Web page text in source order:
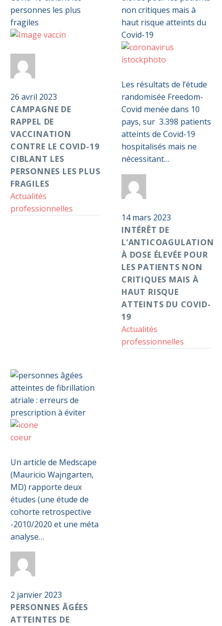
de
rappel
vaccination
contre
le
Covid-
19
ciblant
les
personnes
les
plus
26 avril 2023
CAMPAGNE DE
RAPPEL DE
VACCINATION
CONTRE LE COVID-19
CIBLANT LES
PERSONNES LES PLUS
FRAGILES
Actualités
professionnelles
de
l’anticoagulation
à
dose
élevée
pour
les
non
critiques
à
haut
risque
atteints
du
Covid-
19
Les résultats de l’étude
randomisée Freedom-
Covid menée dans 10
pays, sur 3.398 patients
atteints de Covid-19
hospitalisés mais ne
nécessitant…
14 mars 2023
INTÉRÊT DE
L’ANTICOAGULATION
À DOSE ÉLEVÉE POUR
LES PATIENTS NON
CRITIQUES MAIS À
HAUT RISQUE
ATTEINTS DU COVID-
19
Actualités
professionnelles
âgées
atteintes
de
fibrillation
atriale :
erreurs
de
prescription
éviter
Un article de Medscape
(Mauricio Wajngarten,
MD) rapporte deux
études (une étude de
cohorte retrospective
-2010/2020 et une méta
analyse…
2 janvier 2023
PERSONNES ÂGÉES
ATTEINTES DE